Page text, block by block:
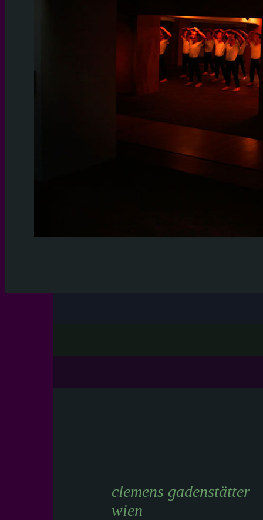
clemens gadenstätter
wien